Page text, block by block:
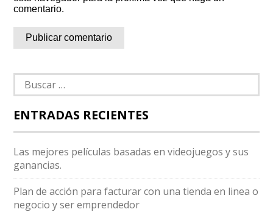
comentario.
Buscar:
ENTRADAS RECIENTES
Las mejores películas basadas en videojuegos y sus
ganancias.
Plan de acción para facturar con una tienda en linea o
negocio y ser emprendedor